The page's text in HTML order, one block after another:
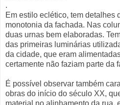
.
Em estilo eclético, tem detalhes
monotonia da fachada. Nas
duas urnas bem elaboradas.
das primeiras luminárias
da cidade, que eram
certamente não faziam parte da
É possível observar também
obras do início do século XX,
material no alinhamento da rua,